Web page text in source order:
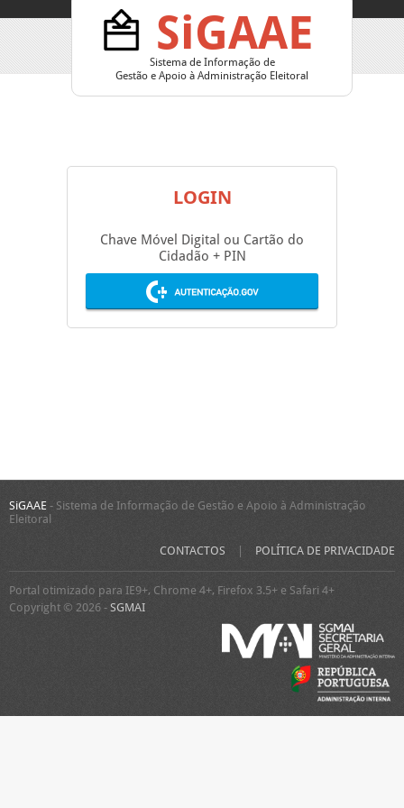
SiGAAE
Sistema de Informação de
Gestão e Apoio à Administração Eleitoral
LOGIN
Chave Móvel Digital ou Cartão do
Cidadão + PIN
SiGAAE - Sistema de Informação de Gestão e Apoio à Administração
Eleitoral
CONTACTOS POLÍTICA DE PRIVACIDADE
Portal otimizado para IE9+, Chrome 4+, Firefox 3.5+ e Safari 4+
Copyright © 2026 - SGMAI